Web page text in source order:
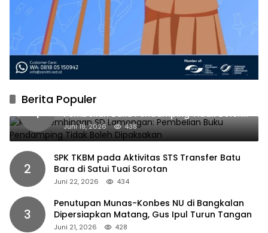
Berita Populer
1
Kabid Pembinaan SD Lamongan:
Pembelian Buku Pendamping Tidak Boleh
Dipaksakan
Juni 18, 2026 438
2
SPK TKBM pada Aktivitas STS Transfer Batu
Bara di Satui Tuai Sorotan
Juni 22, 2026 434
3
Penutupan Munas-Konbes NU di Bangkalan
Dipersiapkan Matang, Gus Ipul Turun Tangan
Juni 21, 2026 428